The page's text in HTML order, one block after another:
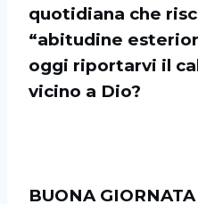
quotidiana che
“abitudine
oggi riportarvi il
vicino a Dio?
BUONA